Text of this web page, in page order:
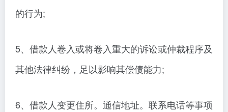
的行为;
5、借款人卷入或将卷入重大的诉讼或仲裁程序及
其他法律纠纷，足以影响其偿债能力;
6、借款人变更住所。通信地址。联系电话等事项